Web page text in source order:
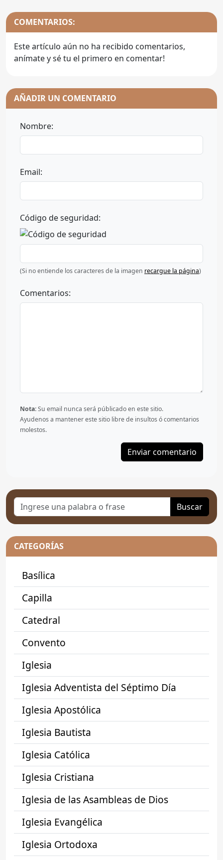
COMENTARIOS:
Este artículo aún no ha recibido comentarios,
anímate y sé tu el primero en comentar!
AÑADIR UN COMENTARIO
Nombre:
Email:
Código de seguridad:
(Si no entiende los caracteres de la imagen recargue la página)
Comentarios:
Nota:Su email nunca será públicado en este sitio.
Ayudenos a mantener este sitio libre de insultos ó comentarios
molestos.
Buscar
CATEGORÍAS
Basílica
Capilla
Catedral
Convento
Iglesia
Iglesia Adventista del Séptimo Día
Iglesia Apostólica
Iglesia Bautista
Iglesia Católica
Iglesia Cristiana
Iglesia de las Asambleas de Dios
Iglesia Evangélica
Iglesia Ortodoxa